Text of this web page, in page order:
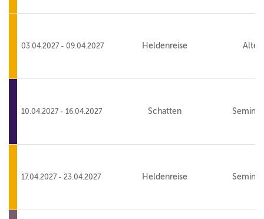
03.04.2027 - 09.04.2027 Heldenreise Alte
10.04.2027 - 16.04.2027 Schatten
17.04.2027 - 23.04.2027 Heldenreise